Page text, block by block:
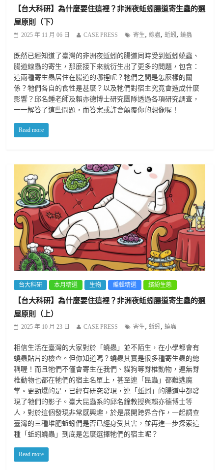
【台大科研】為什麼要住這裡？非洲夜蚯蚓腸道寄生蟲的選
屋原則（下）
2025 年 11 月 06 日 CASE PRESS 寄生,線蟲, 蚯蚓 , 蟯蟲
既然已經知道了臺灣的非洲夜蚯蚓的腸道同時受到蚯蚓蟯蟲、
腸道線蟲的寄生，那麼接下來就衍生出了更多的問題，包含：
這兩種寄生蟲居住在腸道的哪裡呢？牠們之間是怎麼樣的關
係？牠們各自的食性是甚麼？以及牠們對宿主究竟會造成什麼
影響？邱名鍾老師及賴亦德博士研究團隊透過各項研究調查，
一一解答了這些問題，而答案或許會顛覆你的想像喔！
Read more
台大科研 本月精選 生物 編輯精選 繽紛生態
【台大科研】為什麼要住這裡？非洲夜蚯蚓腸道寄生蟲的選
屋原則（上）
2025 年 10 月 23 日 CASE PRESS 寄生, 蚯蚓 , 蟯蟲
相信生活在臺灣的大家對於「蟯蟲」並不陌生，在小學都會有
蟯蟲貼片的檢查。但你知道嗎？蟯蟲其實是很多種寄生蟲的總
稱喔！而且牠們不僅會寄生在我們、貓狗等脊椎動物，連無脊
椎動物也都在牠們的宿主名單上，甚至連「昆蟲」都難逃魔
掌。更勁爆的是，已經有研究發現，連「蚯蚓」的腸道中都發
現了牠們的影子。臺大昆蟲系的邱名鐘教授與賴亦德博士等
人，對於這個發現非常感興趣，於是展開跨界合作，一起調查
臺灣的三種堆肥蚯蚓們是否已經身受其害，並再進一步探索這
種「蚯蚓蟯蟲」到底是怎麼選擇牠們的宿主呢？
Read more